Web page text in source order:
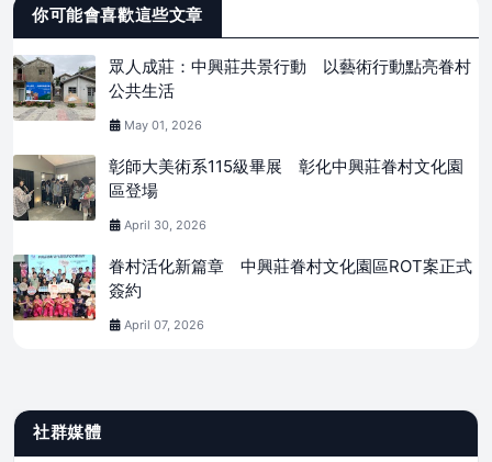
你可能會喜歡這些文章
眾人成莊：中興莊共景行動 以藝術行動點亮眷村
公共生活
May 01, 2026
彰師大美術系115級畢展 彰化中興莊眷村文化園
區登場
April 30, 2026
眷村活化新篇章 中興莊眷村文化園區ROT案正式
簽約
April 07, 2026
社群媒體